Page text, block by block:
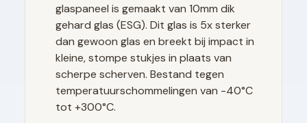
glaspaneel is gemaakt van 10mm dik
gehard glas (ESG). Dit glas is 5x sterker
dan gewoon glas en breekt bij impact in
kleine, stompe stukjes in plaats van
scherpe scherven. Bestand tegen
temperatuurschommelingen van -40°C
tot +300°C.